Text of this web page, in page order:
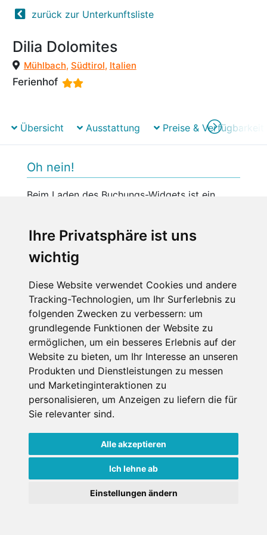
Ihre Privatsphäre ist uns
wichtig
Diese Website verwendet Cookies und andere
Tracking-Technologien, um Ihr Surferlebnis zu
folgenden Zwecken zu verbessern: um
grundlegende Funktionen der Website zu
ermöglichen, um ein besseres Erlebnis auf der
Website zu bieten, um Ihr Interesse an unseren
Produkten und Dienstleistungen zu messen
und Marketinginteraktionen zu
personalisieren, um Anzeigen zu liefern die für
Sie relevanter sind.
Alle akzeptieren
Ich lehne ab
Einstellungen ändern
zurück zur Unterkunftsliste
Dilia Dolomites
Mühlbach, Südtirol, Italien
Ferienhof
Übersicht Ausstattung Preise & Verfügbarkeit
Oh nein!
Beim Laden des Buchungs-Widgets ist ein
Datenschutzbedingungen
Nutzungsbedingungen Impressum Kontakt
Copyright © Schneemenschen GmbH 2026